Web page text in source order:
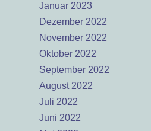
Januar 2023
Dezember 2022
November 2022
Oktober 2022
September 2022
August 2022
Juli 2022
Juni 2022